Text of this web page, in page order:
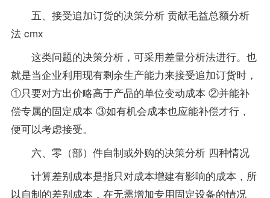
五、接受追加订货的决策分析 贡献毛益总额分析
法 cmx
这类问题的决策分析，可采用差量分析法进行。也
就是当企业利用现有剩余生产能力来接受追加订货时，
①只要对方出价略高于产品的单位变动成本 ②并能补
偿专属的固定成本 ③如有机会成本也应能补偿才行，
便可以考虑接受。
六、零（部）件自制或外购的决策分析 四种情况
计算差别成本是指只对成本增建有影响的成本，所
以自制的差别成本，在无需增加专用固定设备的情况